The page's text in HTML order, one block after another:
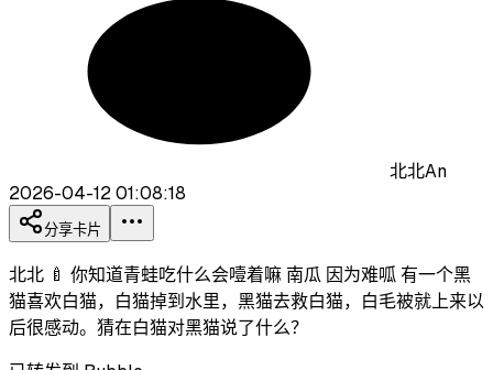
北北An
2026-04-12 01:08:18
分享卡片
北北 🍼 你知道青蛙吃什么会噎着嘛 南瓜 因为难呱 有一个黑
猫喜欢白猫，白猫掉到水里，黑猫去救白猫，白毛被就上来以
后很感动。猜在白猫对黑猫说了什么？